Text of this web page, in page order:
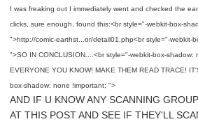
I was freaking out I immediately went and checked the
clicks, sure enough, found this:<br style="-webkit-box-
">http://comic-earthst...or/detail01.php<br style="-webkit-
">SO IN CONCLUSION....<br style="-webkit-box-
EVERYONE YOU KNOW! MAKE THEM READ TRACE!
box-shadow: none !important; ">
AND IF U KNOW ANY SCANNING
AT THIS POST AND SEE IF THEY'LL